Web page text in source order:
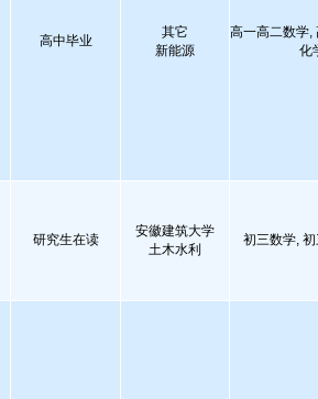
高中毕业
其它
新能源
高一高二数学,
化
研究生在读
安徽建筑大学
土木水利
初三数学,